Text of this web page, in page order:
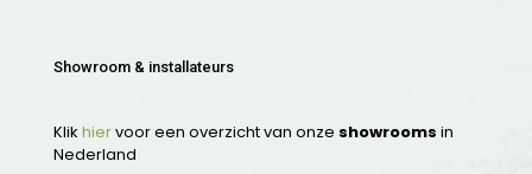
Showroom & installateurs
Klik hiervoor een overzicht van onze showrooms in
Nederland